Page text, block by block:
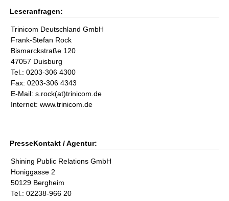
Leseranfragen:
Trinicom Deutschland GmbH
Frank-Stefan Rock
Bismarckstraße 120
47057 Duisburg
Tel.: 0203-306 4300
Fax: 0203-306 4343
E-Mail: s.rock(at)trinicom.de
Internet: www.trinicom.de
PresseKontakt / Agentur:
Shining Public Relations GmbH
Honiggasse 2
50129 Bergheim
Tel.: 02238-966 20